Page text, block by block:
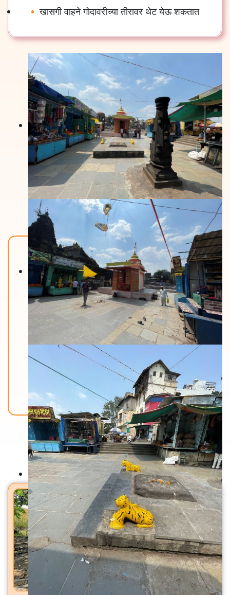
खासगी वाहने गोदावरीच्या तीरावर थेट येऊ शकतात
Back To Home
मंदिरे